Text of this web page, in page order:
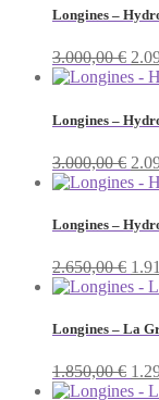
Longines –
3.000,00€
Longines –
3.000,00€
Longines –
2.650,00€
Longines – La
1.850,00€